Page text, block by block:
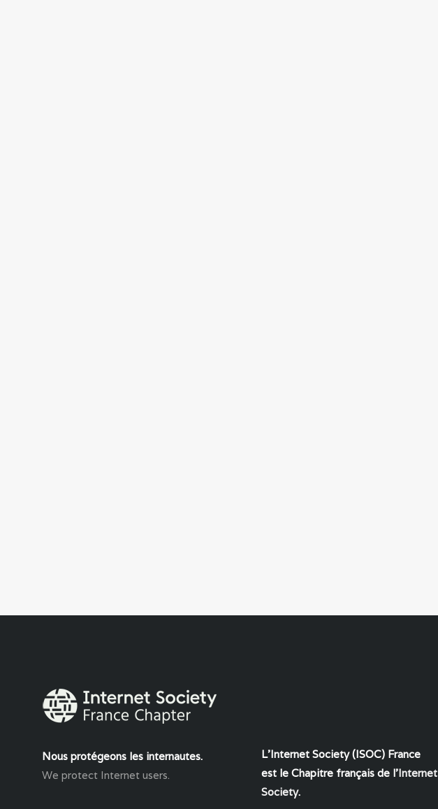
Nous protégeons les internautes.
We protect Internet users.
L'Internet Society (ISOC) France
est le Chapitre français de l'Internet
Society.